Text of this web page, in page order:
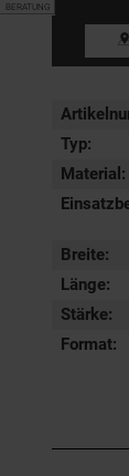
Typ:
Material:
Breite:
Länge:
Stärke:
Format:
BERATUNG